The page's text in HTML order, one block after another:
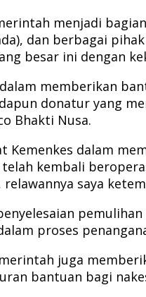
menjadi
dan berbagai
besar ini dengan
memberikan
donatur yang
Bhakti Nusa.
Kemenkes dalam
kembali
saya
proses
juga
bantuan bagi